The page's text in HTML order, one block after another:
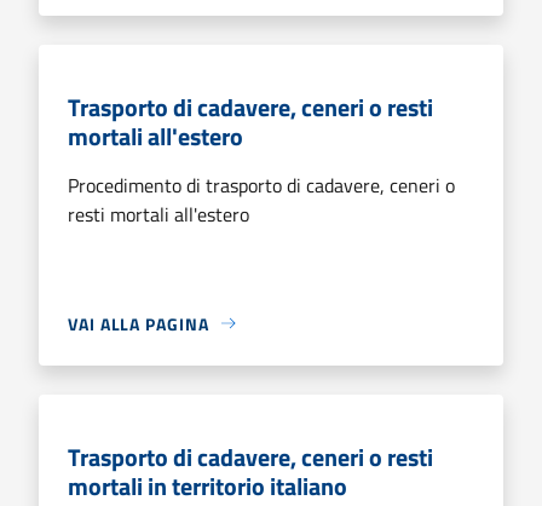
Trasporto di cadavere, ceneri o resti
mortali all'estero
Procedimento di trasporto di cadavere, ceneri o
resti mortali all'estero
VAI ALLA PAGINA
Trasporto di cadavere, ceneri o resti
mortali in territorio italiano